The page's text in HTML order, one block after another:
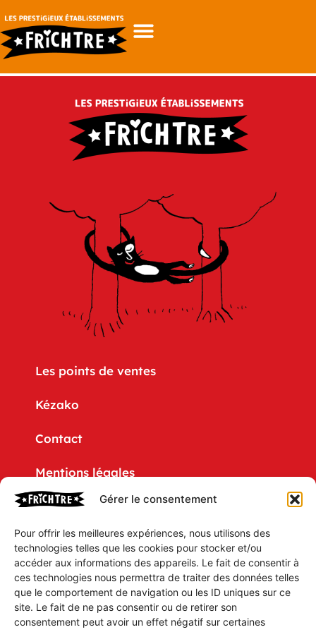
Gérer le consentement
Pour offrir les meilleures expériences, nous utilisons des
technologies telles que les cookies pour stocker et/ou
accéder aux informations des appareils. Le fait de consentir à
ces technologies nous permettra de traiter des données telles
que le comportement de navigation ou les ID uniques sur ce
site. Le fait de ne pas consentir ou de retirer son
consentement peut avoir un effet négatif sur certaines
Les points de ventes
Kézako
Contact
Mentions légales
Politique de confidentialité
CGV
Mon compte
Mon Panier